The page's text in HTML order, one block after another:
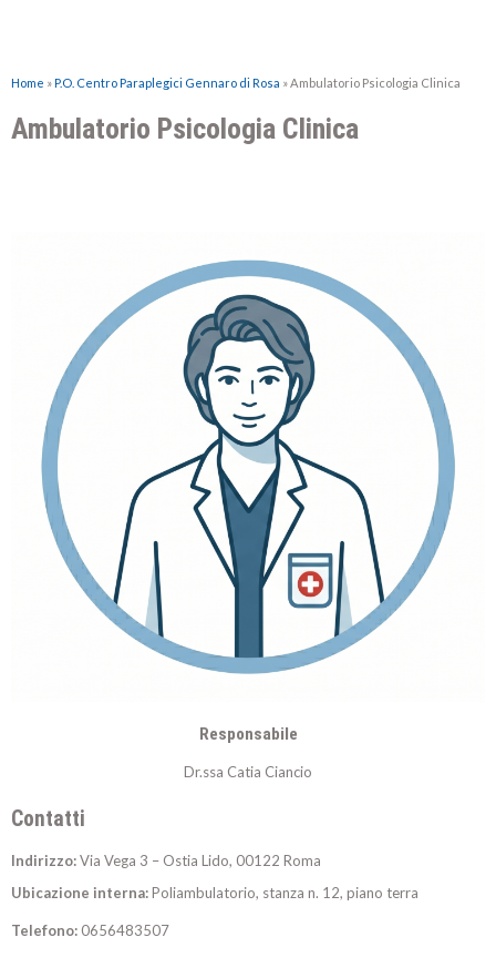
Home »P.O. Centro Paraplegici Gennaro di Rosa »Ambulatorio Psicologia Clinica
Ambulatorio Psicologia Clinica
Responsabile
Dr.ssa Catia Ciancio
Contatti
Indirizzo:Via Vega 3 – Ostia Lido, 00122 Roma
Ubicazione interna:Poliambulatorio, stanza n. 12, piano terra
Telefono: 0656483507